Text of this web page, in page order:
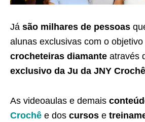
Já são milhares de pessoas
alunas exclusivas com o
crocheteiras diamante através
exclusivo da Ju da JNY Crochê
As videoaulas e demais
Crochê e dos cursos e